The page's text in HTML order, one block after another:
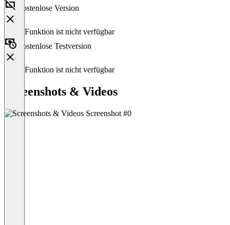
Kostenlose Version
Diese Funktion ist nicht verfügbar
Kostenlose Testversion
Diese Funktion ist nicht verfügbar
Screenshots & Videos